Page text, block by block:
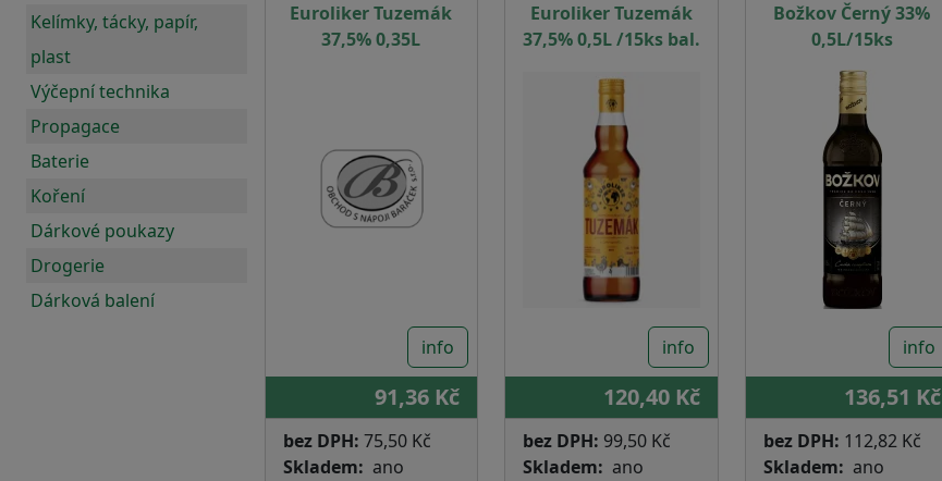
Kelímky, tácky, papír,
plast
Výčepní technika
Propagace
Baterie
Koření
Dárkové poukazy
Drogerie
Dárková balení
Euroliker Tuzemák
37,5% 0,35L
info
91,36 Kč
bez DPH: 75,50 Kč
Skladem
ano
Euroliker Tuzemák
37,5% 0,5L /15ks bal.
info
120,40 Kč
bez DPH: 99,50 Kč
Skladem
ano
Božkov Černý 33%
0,5L/15ks
info
136,51 Kč
bez DPH: 112,82 Kč
Skladem
ano